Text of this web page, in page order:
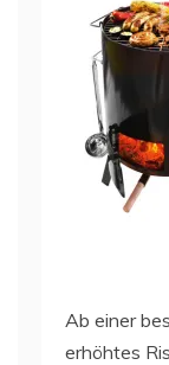
Ab einer
erhöhtes